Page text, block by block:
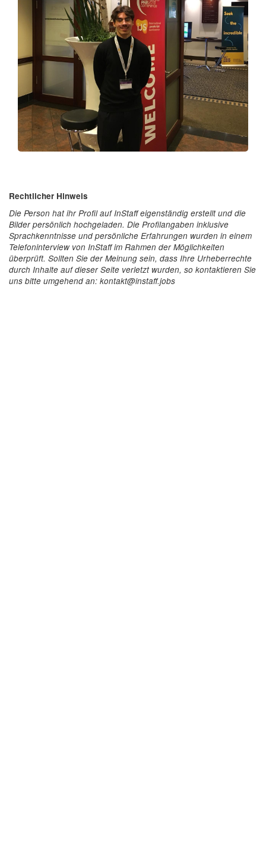
Rechtlicher Hinweis
Die Person hat ihr Profil auf InStaff eigenständig erstellt und die
Bilder persönlich hochgeladen. Die Profilangaben inklusive
Sprachkenntnisse und persönliche Erfahrungen wurden in einem
Telefoninterview von InStaff im Rahmen der Möglichkeiten
überprüft. Sollten Sie der Meinung sein, dass Ihre Urheberrechte
durch Inhalte auf dieser Seite verletzt wurden, so kontaktieren Sie
uns bitte umgehend an: kontakt@instaff.jobs